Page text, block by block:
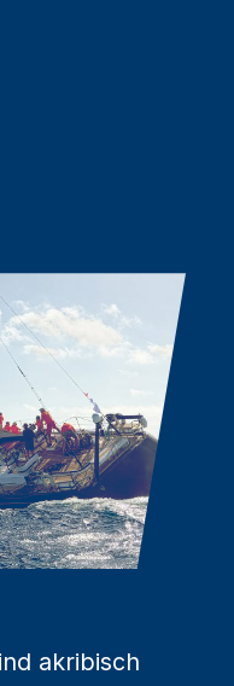
akribisch